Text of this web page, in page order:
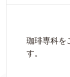
珈琲専科を
す。